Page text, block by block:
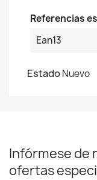
Referencias
Ean13
EstadoNuevo
Infórmese de
ofertas